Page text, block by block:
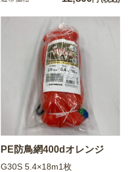
PE防鳥網400dオレンジ
G30S 5.4×18m1枚